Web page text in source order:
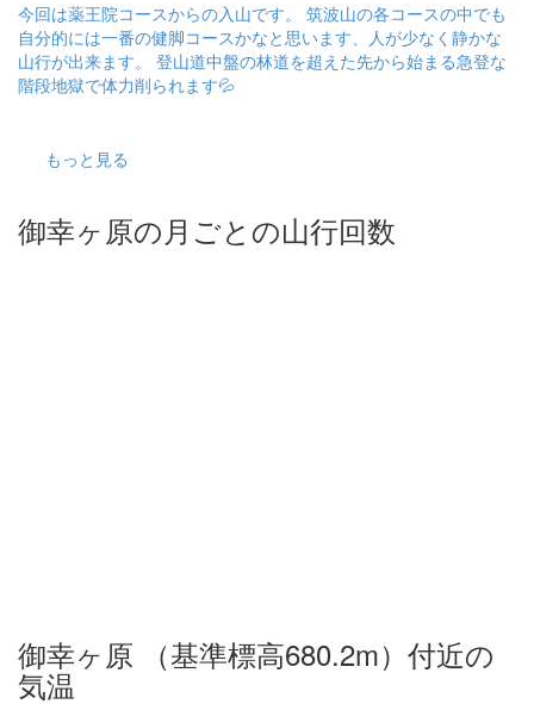
今回は薬王院コースからの入山です。 筑波山の各コースの中でも
自分的には一番の健脚コースかなと思います、人が少なく静かな
山行が出来ます。 登山道中盤の林道を超えた先から始まる急登な
階段地獄で体力削られます💦
もっと見る
御幸ヶ原の月ごとの山行回数
御幸ヶ原 （基準標高680.2m）付近の
気温